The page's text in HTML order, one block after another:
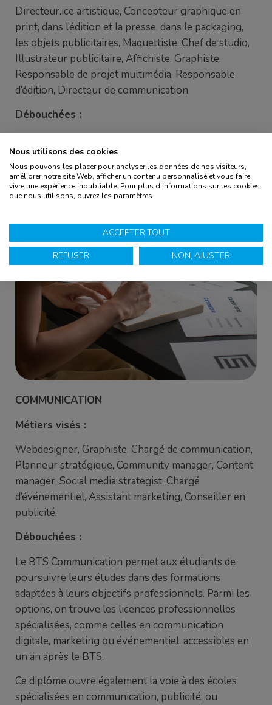
Directeur.ice artistique, Concepteur graphique en
print, dans l’édition et la presse, dans le packaging,
les objets publicitaires, Maquettiste, Chef de studio,
Illustrateur publicitaire, Affichiste, Graphiste,
Responsable de projet multimédia, Responsable
d’édition, Directeur de communication.
Débouchées :
sein d’une formation en Master d’université ou en
Mastère professionnel selon les conditions d’accès
en vigueur dans l’établissement dans lequel vous
candidatez.
COMMUNICATION
Métiers visés :
Webdesigner, Graphiste, Chargé de communication,
Planneur stratégique, Community manager, Content
manager, Social media strategist, Chargé
d’événementiel, Assistant marketing, Conseiller en
publicité.
Débouchées :
Le BTS Communication permet aux étudiants de
poursuivre leurs études dans des formations
adaptées à leurs objectifs professionnels. Parmi les
options, on trouve les licences professionnelles
spécialisées, comme celles en communication
digitale, marketing ou événementiel, accessibles en
un an après le BTS.
Ce diplôme ouvre également la voie à des écoles
spécialisées en communication, publicité, ou
Nous utilisons des cookies
Nous pouvons les placer pour analyser les données de nos visiteurs,
améliorer notre site Web, afficher un contenu personnalisé et vous faire
vivre une expérience inoubliable. Pour plus d'informations sur les cookies
que nous utilisons, ouvrez les paramètres.
ACCEPTER TOUT
REFUSER
NON, AJUSTER